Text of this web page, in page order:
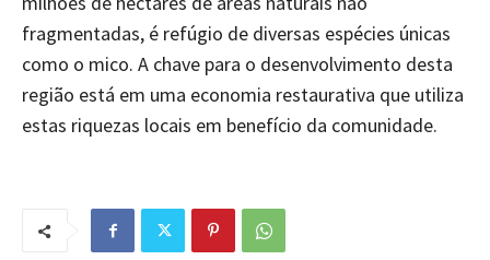
fragmentadas, é refúgio de diversas espécies únicas
como o mico. A chave para o desenvolvimento desta
região está em uma economia restaurativa que utiliza
estas riquezas locais em benefício da comunidade.